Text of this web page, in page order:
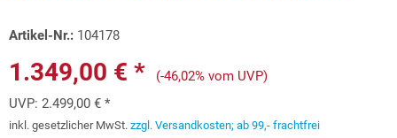
Artikel-Nr.: 104178
1.349,00 € *
(-46,02% vom UVP)
UVP: 2.499,00 € *
inkl. gesetzlicher MwSt. zzgl. Versandkosten; ab 99,- frachtfrei